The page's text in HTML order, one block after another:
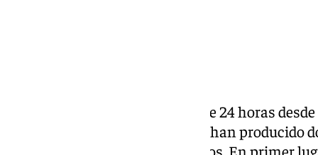
Apenas han pasado poco más de 24 horas
Gimnàstic de Tarragona y ya se han producido